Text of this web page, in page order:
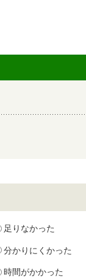
足りなかった
分かりにくかった
時間がかかった